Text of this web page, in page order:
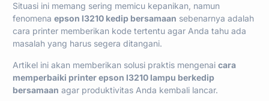
Situasi ini memang sering memicu kepanikan, namun
fenomena epson l3210 kedip bersamaan sebenarnya adalah
cara printer memberikan kode tertentu agar Anda tahu ada
masalah yang harus segera ditangani.
Artikel ini akan memberikan solusi praktis mengenai cara
memperbaiki printer epson l3210 lampu berkedip
bersamaan agar produktivitas Anda kembali lancar.